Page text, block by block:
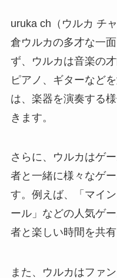
uruka ch（ウルカ チ
倉ウルカの多才な一
ず、ウルカは音楽の
ピアノ、ギターなど
は、楽器を演奏する
きます。
さらに、ウルカはゲ
者と一緒に様々なゲ
す。例えば、「マイ
ール」などの人気ゲ
者と楽しい時間を共有
また、ウルカはファ